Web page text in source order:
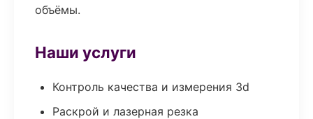
объёмы.
Наши услуги
Контроль качества и измерения 3d
Раскрой и лазерная резка